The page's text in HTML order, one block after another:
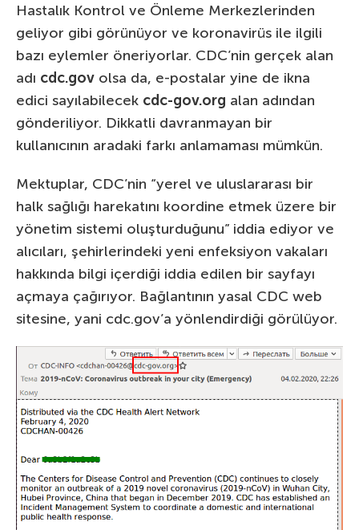
Hastalık Kontrol ve Önleme Merkezlerinden
geliyor gibi görünüyor ve koronavirüs ile ilgili
bazı eylemler öneriyorlar. CDC’nin gerçek alan
adı cdc.gov olsa da, e-postalar yine de ikna
edici sayılabilecek cdc-gov.org alan adından
gönderiliyor. Dikkatli davranmayan bir
kullanıcının aradaki farkı anlamaması mümkün.
Mektuplar, CDC’nin “yerel ve uluslararası bir
halk sağlığı harekatını koordine etmek üzere bir
yönetim sistemi oluşturduğunu” iddia ediyor ve
alıcıları, şehirlerindeki yeni enfeksiyon vakaları
hakkında bilgi içerdiği iddia edilen bir sayfayı
açmaya çağırıyor. Bağlantının yasal CDC web
sitesine, yani cdc.gov’a yönlendirdiği görülüyor.